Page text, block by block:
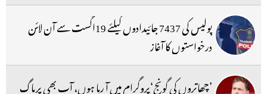
پولیس کی 7437 جائیدادوں کیلئے 19اگست سے آن لائن
درخواستوں کا آغاز
’چھاتروں کی گونج‘پروگرام میں آ رہا ہوں، آپ بھی پریاگ